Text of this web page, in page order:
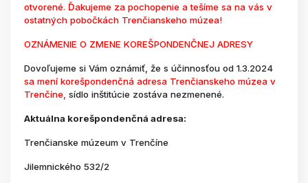
otvorené. Ďakujeme za pochopenie a tešíme sa na vás v
ostatných pobočkách Trenčianskeho múzea!
OZNÁMENIE O ZMENE KOREŠPONDENČNEJ ADRESY
Dovoľujeme si Vám oznámiť, že s účinnosťou od 1.3.2024
sa mení korešpondenčná adresa Trenčianskeho múzea v
Trenčíne, sídlo inštitúcie zostáva nezmenené.
Aktuálna korešpondenčná adresa:
Trenčianske múzeum v Trenčíne
Jilemnického 532/2